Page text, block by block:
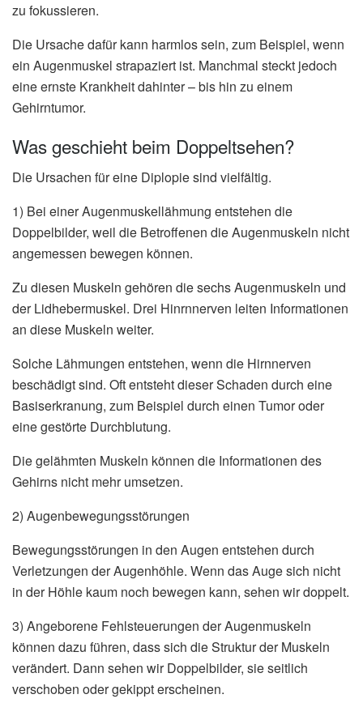
zu fokussieren.
Die Ursache dafür kann harmlos sein, zum Beispiel, wenn
ein Augenmuskel strapaziert ist. Manchmal steckt jedoch
eine ernste Krankheit dahinter – bis hin zu einem
Gehirntumor.
Was geschieht beim Doppeltsehen?
Die Ursachen für eine Diplopie sind vielfältig.
1) Bei einer Augenmuskellähmung entstehen die
Doppelbilder, weil die Betroffenen die Augenmuskeln nicht
angemessen bewegen können.
Zu diesen Muskeln gehören die sechs Augenmuskeln und
der Lidhebermuskel. Drei Hinrnnerven leiten Informationen
an diese Muskeln weiter.
Solche Lähmungen entstehen, wenn die Hirnnerven
beschädigt sind. Oft entsteht dieser Schaden durch eine
Basiserkranung, zum Beispiel durch einen Tumor oder
eine gestörte Durchblutung.
Die gelähmten Muskeln können die Informationen des
Gehirns nicht mehr umsetzen.
2) Augenbewegungsstörungen
Bewegungsstörungen in den Augen entstehen durch
Verletzungen der Augenhöhle. Wenn das Auge sich nicht
in der Höhle kaum noch bewegen kann, sehen wir doppelt.
3) Angeborene Fehlsteuerungen der Augenmuskeln
können dazu führen, dass sich die Struktur der Muskeln
verändert. Dann sehen wir Doppelbilder, sie seitlich
verschoben oder gekippt erscheinen.